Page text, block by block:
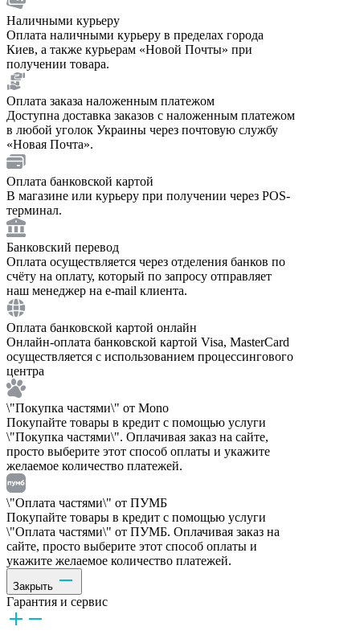
Наличными курьеру
Оплата наличными курьеру в пределах города
Киев, а также курьерам «Новой Почты» при
получении товара.
Оплата заказа наложенным платежом
Доступна доставка заказов с наложенным платежом
в любой уголок Украины через почтовую службу
«Новая Почта».
Оплата банковской картой
В магазине или курьеру при получении через POS-
терминал.
Банковский перевод
Оплата осуществляется через отделения банков по
счёту на оплату, который по запросу отправляет
наш менеджер на e-mail клиента.
Оплата банковской картой онлайн
Онлайн-оплата банковской картой Visa, MasterCard
осуществляется с использованием процессингового
центра
\"Покупка частями\" от Mono
Покупайте товары в кредит с помощью услуги
\"Покупка частями\". Оплачивая заказ на сайте,
просто выберите этот способ оплаты и укажите
желаемое количество платежей.
\"Оплата частями\" от ПУМБ
Покупайте товары в кредит с помощью услуги
\"Оплата частями\" от ПУМБ. Оплачивая заказ на
сайте, просто выберите этот способ оплаты и
укажите желаемое количество платежей.
Закрыть
Гарантия и сервис